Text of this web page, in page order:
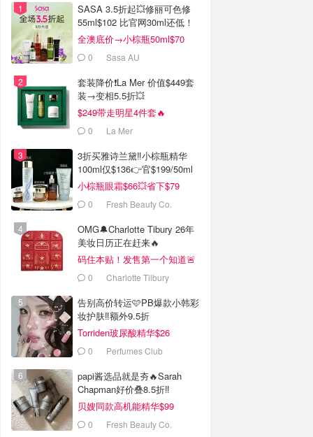
SASA 3.5折起💥修丽可色修
55ml$102 比官网30ml还低！
全澳底价→小棕瓶50ml$70
0 Sasa AU
套装降价❗️La Mer 价值$449套
装→变相5.5折💥
$249带走明星4件套🔥
0 La Mer
3折买雅诗兰黛‼️小棕瓶精华
100ml仅$136👉官$199/50ml
小棕瓶眼霜$66💥省下$79
0 Fresh Beauty Co.
OMG🔔Charlotte Tibury 26年
美妆日历正在赶来🔥
码住本贴！发售第一个知道🚨
0 Charlotte Tilbury
告别高价转运🩷PB爆款小韩彩
妆护肤‼️额外9.5折
Torriden玻尿酸精华$26
0 Perfumes Club
papi酱选品就是夯🔥Sarah
Chapman好价叠8.5折‼️
贝嫂同款高机能精华$99
0 Fresh Beauty Co.